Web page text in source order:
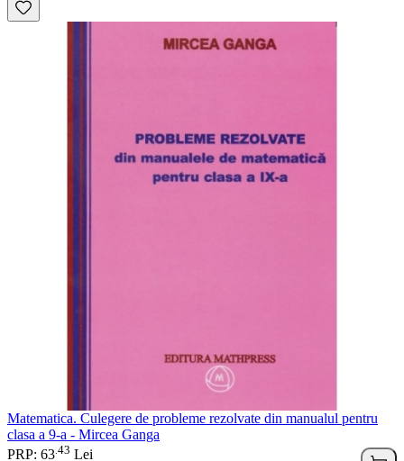
Matematica. Culegere de probleme rezolvate din manualul pentru
clasa a 9-a - Mircea Ganga
PRP: 63 43 Lei